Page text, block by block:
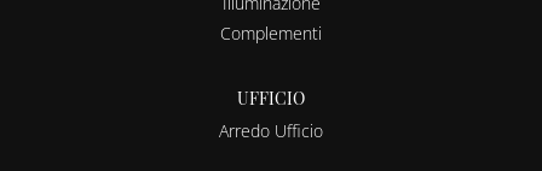
Complementi
UFFICIO
Arredo Ufficio